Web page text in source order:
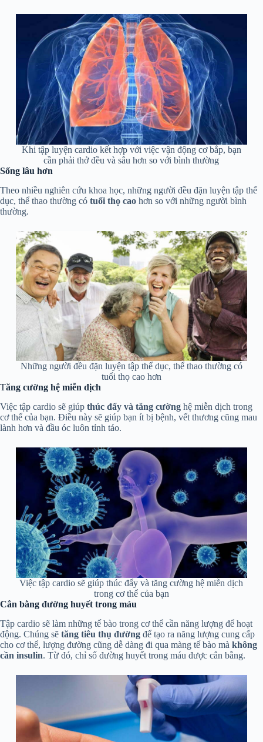
Khi tập luyện cardio kết hợp với việc vận động cơ bắp, bạn
cần phải thở đều và sâu hơn so với bình thường
Sống lâu hơn
Theo nhiều nghiên cứu khoa học, những người đều đặn luyện tập thể
dục, thể thao thường có tuổi thọ cao hơn so với những người bình
thường.
Những người đều đặn luyện tập thể dục, thể thao thường có
tuổi thọ cao hơn
Tăng cường hệ miễn dịch
Việc tập cardio sẽ giúp thúc đẩy và tăng cường hệ miễn dịch trong
cơ thể của bạn. Điều này sẽ giúp bạn ít bị bệnh, vết thương cũng mau
lành hơn và đầu óc luôn tỉnh táo.
Việc tập cardio sẽ giúp thúc đẩy và tăng cường hệ miễn dịch
trong cơ thể của bạn
Cân bằng đường huyết trong máu
Tập cardio sẽ làm những tế bào trong cơ thể cần năng lượng để hoạt
động. Chúng sẽ tăng tiêu thụ đường để tạo ra năng lượng cung cấp
cho cơ thể, lượng đường cũng dễ dàng đi qua màng tế bào mà không
cần insulin. Từ đó, chỉ số đường huyết trong máu được cân bằng.